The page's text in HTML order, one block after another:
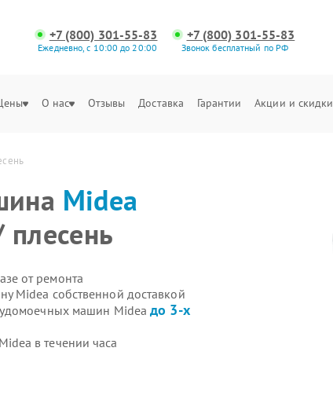
+7 (800) 301-55-83
Ежедневно, с 10:00 до 20:00
+7 (800) 301-55-83
Звонок бесплатный по РФ
О нас Отзывы Доставка Гарантии Акции и скидки
Midea
от ремонта
Midea собственной доставкой
машин Mideaдо 3-х
в течении часа